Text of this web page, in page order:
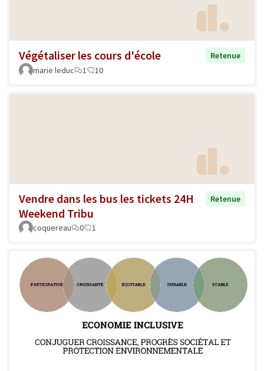
Végétaliser les cours d'école
Retenue
marie leduc
1 10
Vendre dans les bus les tickets 24H
Weekend Tribu
Retenue
coquereau 0 1